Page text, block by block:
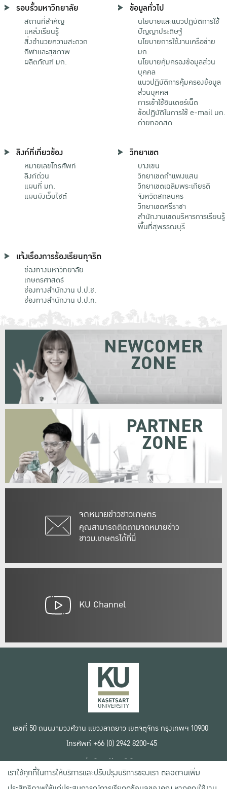
รอบรั้วมหาวิทยาลัย
สถานที่สำคัญ
แหล่งเรียนรู้
สิ่งอำนวยความสะดวก
กีฬาและสุขภาพ
ผลิตภัณฑ์ มก.
ข้อมูลทั่วไป
นโยบายและแนวปฏิบัติการใช้
ปัญญาประดิษฐ์
นโยบายการใช้งานเครือข่าย
มก.
นโยบายคุ้มครองข้อมูลส่วน
บุคคล
แนวปฏิบัติการคุ้มครองข้อมูล
ส่วนบุคคล
การเข้าใช้อินเตอร์เน็ต
ข้อปฏิบัติในการใช้ e-mail มก.
ถ่ายทอดสด
ลิงก์ที่เกี่ยวข้อง
หมายเลขโทรศัพท์
ลิงก์ด่วน
แผนที่ มก.
แผนผังเว็บไซต์
วิทยาเขต
บางเขน
วิทยาเขตกําแพงแสน
วิทยาเขตเฉลิมพระเกียรติ
จังหวัดสกลนคร
วิทยาเขตศรีราชา
สำนักงานเขตบริหารการเรียนรู้
พื้นที่สุพรรณบุรี
แจ้งเรื่องการร้องเรียนทุจริต
ช่องทางมหาวิทยาลัย
เกษตรศาสตร์
ช่องทางสำนักงาน ป.ป.ช.
ช่องทางสำนักงาน ป.ป.ท.
จดหมายข่าวชาวเกษตร
คุณสามารถติดตามจดหมายข่าว
ชาวม.เกษตรได้ที่นี่
NEWCOMER
ZONE
PARTNER
ZONE
KU Channel
เลขที่ 50 ถนนงามวงศ์วาน แขวงลาดยาว เขตจตุจักร กรุงเทพฯ 10900
โทรศัพท์ +66 (0) 2942 8200-45
เงื่อนไขการใช้งานเว็บไซต์
ข้อตกลงด้านสิทธิ์ใช้งาน
นโยบายความเป็นส่วนตัว
เราใช้คุกกี้ในการให้บริการและปรับปรุงบริการของเรา ตลอดจนเพิ่ม